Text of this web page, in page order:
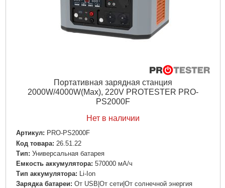
Портативная зарядная станция
2000W/4000W(Max), 220V PROTESTER PRO-
PS2000F
Нет в наличии
Артикул: PRO-PS2000F
Код товара: 26.51.22
Tип: Универсальная батарея
Емкость аккумулятора: 570000 мА/ч
Тип аккумулятора:
Li-Ion
Зарядка батареи: От USB|От сети|От солнечной энергия